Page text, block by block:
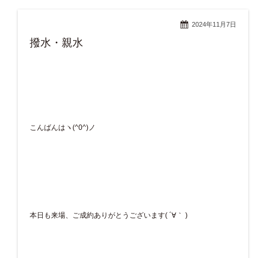
2024年11月7日
撥水・親水
こんばんはヽ(^0^)ノ
本日も来場、ご成約ありがとうございます( ´∀｀ )